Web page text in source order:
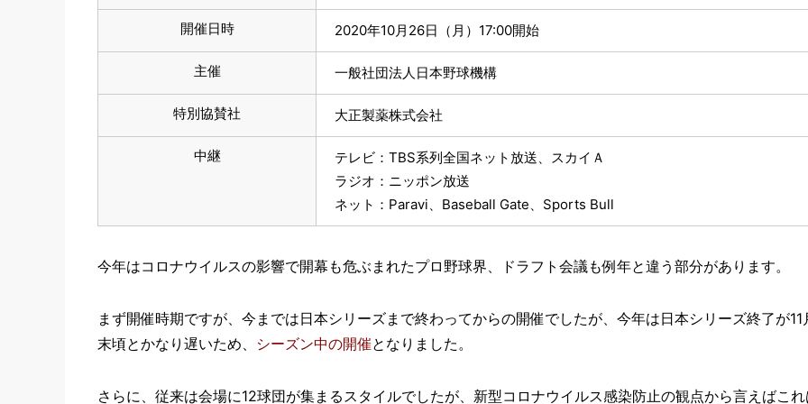
開催日時 2020年10月26日（月）17:00開始
主催 一般社団法人日本野球機構
特別協賛社 大正製薬株式会社
中継
テレビ：TBS系列全国ネット放送、スカイＡ
ラジオ：ニッポン放送
ネット：Paravi、Baseball Gate、Sports Bull
今年はコロナウイルスの影響で開幕も危ぶまれたプロ野球界、ドラフト会議も例年と違う部分があります。
まず開催時期ですが、今までは日本シリーズまで終わってからの開催でしたが、今年は日本シリーズ終了が11
末頃とかなり遅いため、 シーズン中の開催となりました。
さらに、従来は会場に12球団が集まるスタイルでしたが、新型コロナウイルス感染防止の観点から言えばこ